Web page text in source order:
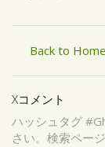
Back to Home
Xコメント
ハッシュタグ
さい。検索ペー